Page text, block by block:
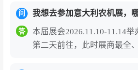
问 我想去参加意大利农机展，
答
本届展会2026.11.10-11.14
第二天前往，此时展商最全